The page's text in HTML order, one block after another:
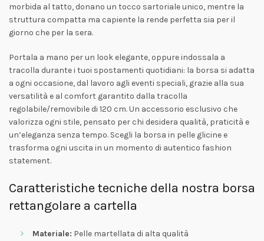
morbida al tatto, donano un tocco sartoriale unico, mentre la
struttura compatta ma capiente la rende perfetta sia per il
giorno che per la sera.
Portala a mano per un look elegante, oppure indossala a
tracolla durante i tuoi spostamenti quotidiani: la borsa si adatta
a ogni occasione, dal lavoro agli eventi speciali, grazie alla sua
versatilità e al comfort garantito dalla tracolla
regolabile/removibile di 120 cm. Un accessorio esclusivo che
valorizza ogni stile, pensato per chi desidera qualità, praticità e
un’eleganza senza tempo. Scegli la borsa in pelle glicine e
trasforma ogni uscita in un momento di autentico fashion
statement.
Caratteristiche tecniche della nostra borsa
rettangolare a cartella
Materiale: Pelle martellata di alta qualità